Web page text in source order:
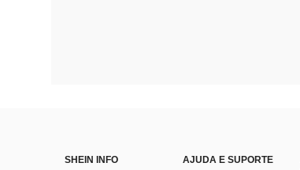
SHEIN INFO
AJUDA E SUPORTE